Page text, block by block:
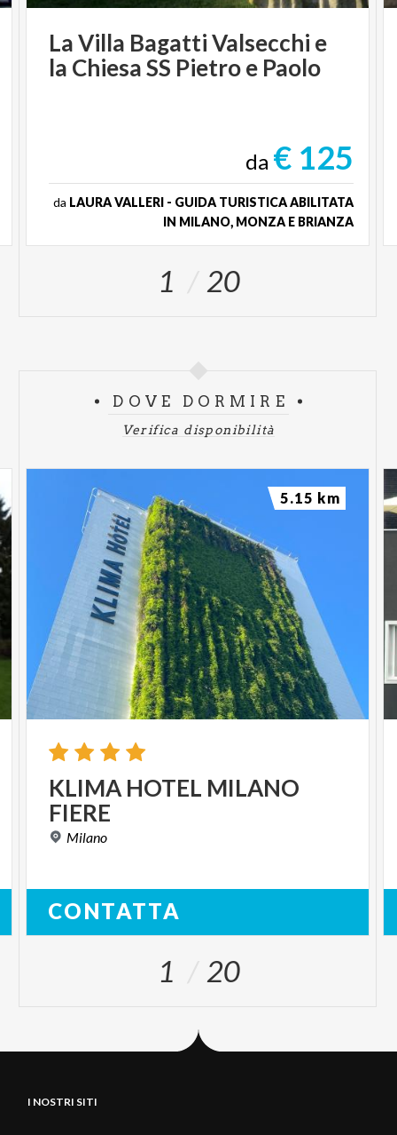
LaVilla BagattiValsecchi e
la ChiesaSS Pietroe Paolo
da € 125
da LAURA VALLERI - GUIDA TURISTICA ABILITATA
IN MILANO, MONZA E BRIANZA
1 20
DOVE DORMIRE
Verifica disponibilità
KLIMA HOTEL MILANO
FIERE
Milano
CONTATTA
5.15 km
1 20
I NOSTRI SITI